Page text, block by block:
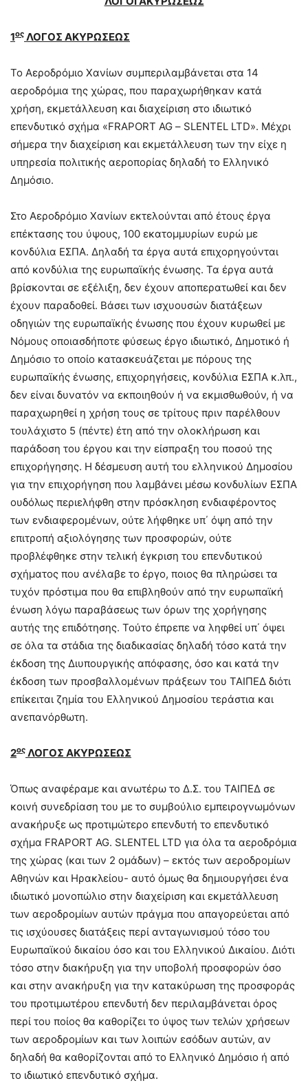
1ος ΛΟΓΟΣ ΑΚΥΡΩΣΕΩΣ
Το Αεροδρόμιο Χανίων συμπεριλαμβάνεται στα 14
αεροδρόμια της χώρας, που παραχωρήθηκαν κατά
χρήση, εκμετάλλευση και διαχείριση στο ιδιωτικό
επενδυτικό σχήμα «FRAPORT AG – SLENTEL LTD». Μέχρι
σήμερα την διαχείριση και εκμετάλλευση των την είχε η
υπηρεσία πολιτικής αεροπορίας δηλαδή το Ελληνικό
Δημόσιο.
Στο Αεροδρόμιο Χανίων εκτελούνται από έτους έργα
επέκτασης του ύψους, 100 εκατομμυρίων ευρώ με
κονδύλια ΕΣΠΑ. Δηλαδή τα έργα αυτά επιχορηγούνται
από κονδύλια της ευρωπαϊκής ένωσης. Τα έργα αυτά
βρίσκονται σε εξέλιξη, δεν έχουν αποπερατωθεί και δεν
έχουν παραδοθεί. Βάσει των ισχυουσών διατάξεων
οδηγιών της ευρωπαϊκής ένωσης που έχουν κυρωθεί με
Νόμους οποιασδήποτε φύσεως έργο ιδιωτικό, Δημοτικό ή
Δημόσιο το οποίο κατασκευάζεται με πόρους της
ευρωπαϊκής ένωσης, επιχορηγήσεις, κονδύλια ΕΣΠΑ κ.λπ.,
δεν είναι δυνατόν να εκποιηθούν ή να εκμισθωθούν, ή να
παραχωρηθεί η χρήση τους σε τρίτους πριν παρέλθουν
τουλάχιστο 5 (πέντε) έτη από την ολοκλήρωση και
παράδοση του έργου και την είσπραξη του ποσού της
επιχορήγησης. Η δέσμευση αυτή του ελληνικού Δημοσίου
για την επιχορήγηση που λαμβάνει μέσω κονδυλίων ΕΣΠΑ
ουδόλως περιελήφθη στην πρόσκληση ενδιαφέροντος
των ενδιαφερομένων, ούτε λήφθηκε υπ΄ όψη από την
επιτροπή αξιολόγησης των προσφορών, ούτε
προβλέφθηκε στην τελική έγκριση του επενδυτικού
σχήματος που ανέλαβε το έργο, ποιος θα πληρώσει τα
τυχόν πρόστιμα που θα επιβληθούν από την ευρωπαϊκή
ένωση λόγω παραβάσεως των όρων της χορήγησης
αυτής της επιδότησης. Τούτο έπρεπε να ληφθεί υπ΄ όψει
σε όλα τα στάδια της διαδικασίας δηλαδή τόσο κατά την
έκδοση της Διυπουργικής απόφασης, όσο και κατά την
έκδοση των προσβαλλομένων πράξεων του ΤΑΙΠΕΔ διότι
επίκειται ζημία του Ελληνικού Δημοσίου τεράστια και
ανεπανόρθωτη.
2ος ΛΟΓΟΣ ΑΚΥΡΩΣΕΩΣ
Όπως αναφέραμε και ανωτέρω το Δ.Σ. του ΤΑΙΠΕΔ σε
κοινή συνεδρίαση του με το συμβούλιο εμπειρογνωμόνων
ανακήρυξε ως προτιμώτερο επενδυτή το επενδυτικό
σχήμα FRAPORT AG. SLENTEL LTD για όλα τα αεροδρόμια
της χώρας (και των 2 ομάδων) – εκτός των αεροδρομίων
Αθηνών και Ηρακλείου- αυτό όμως θα δημιουργήσει ένα
ιδιωτικό μονοπώλιο στην διαχείριση και εκμετάλλευση
των αεροδρομίων αυτών πράγμα που απαγορεύεται από
τις ισχύουσες διατάξεις περί ανταγωνισμού τόσο του
Ευρωπαϊκού δικαίου όσο και του Ελληνικού Δικαίου. Διότι
τόσο στην διακήρυξη για την υποβολή προσφορών όσο
και στην ανακήρυξη για την κατακύρωση της προσφοράς
του προτιμωτέρου επενδυτή δεν περιλαμβάνεται όρος
περί του ποίος θα καθορίζει το ύψος των τελών χρήσεων
των αεροδρομίων και των λοιπών εσόδων αυτών, αν
δηλαδή θα καθορίζονται από το Ελληνικό Δημόσιο ή από
το ιδιωτικό επενδυτικό σχήμα.